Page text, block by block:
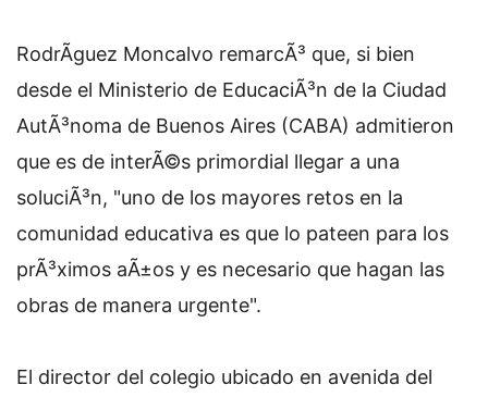
RodrÃ­guez Moncalvo remarcÃ³ que, si bien
desde el Ministerio de EducaciÃ³n de la Ciudad
AutÃ³noma de Buenos Aires (CABA) admitieron
que es de interÃ©s primordial llegar a una
soluciÃ³n, "uno de los mayores retos en la
comunidad educativa es que lo pateen para los
prÃ³ximos aÃ±os y es necesario que hagan las
obras de manera urgente".
El director del colegio ubicado en avenida del